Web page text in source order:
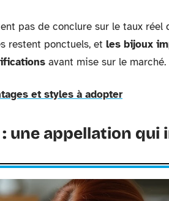
pas de conclure sur le taux réel
restent ponctuels, et les bijoux
avant mise sur le marché.
et styles à adopter
une appellation qui